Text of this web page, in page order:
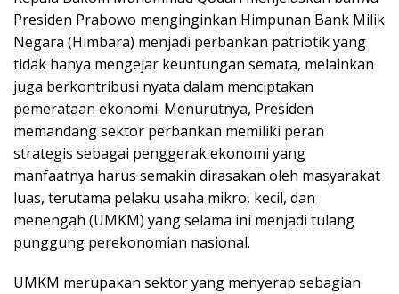
Presiden Prabowo menginginkan Himpunan Bank Milik
Negara (Himbara) menjadi perbankan patriotik yang
tidak hanya mengejar keuntungan semata, melainkan
juga berkontribusi nyata dalam menciptakan
pemerataan ekonomi. Menurutnya, Presiden
memandang sektor perbankan memiliki peran
strategis sebagai penggerak ekonomi yang
manfaatnya harus semakin dirasakan oleh masyarakat
luas, terutama pelaku usaha mikro, kecil, dan
menengah (UMKM) yang selama ini menjadi tulang
punggung perekonomian nasional.
UMKM merupakan sektor yang menyerap sebagian